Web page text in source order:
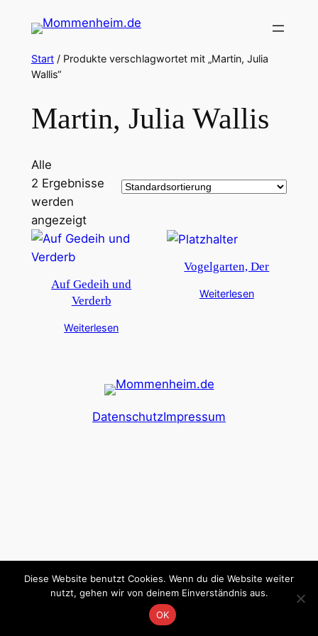
Inhalt
springen
Start/ Produkte verschlagwortet mit „Martin, Julia
Wallis“
Martin, Julia Wallis
Alle
2 Ergebnisse
werden
angezeigt
Auf Gedeih und
Verderb
Weiterlesen
Vogelgarten, Der
Weiterlesen
DatenschutzImpressum
Diese Website benutzt Cookies. Wenn du die Website weiter
nutzt, gehen wir von deinem Einverständnis aus.
OK